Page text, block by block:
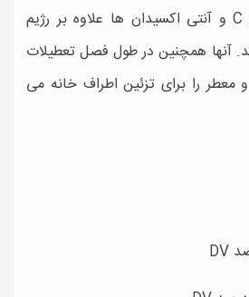
خشک شده با ویتامین C و آنتی اکسیدان ها علاوه بر رژیم
آنها همچنین در طول فصل تعطیلات
معطر را برای تزئین اطراف خانه می